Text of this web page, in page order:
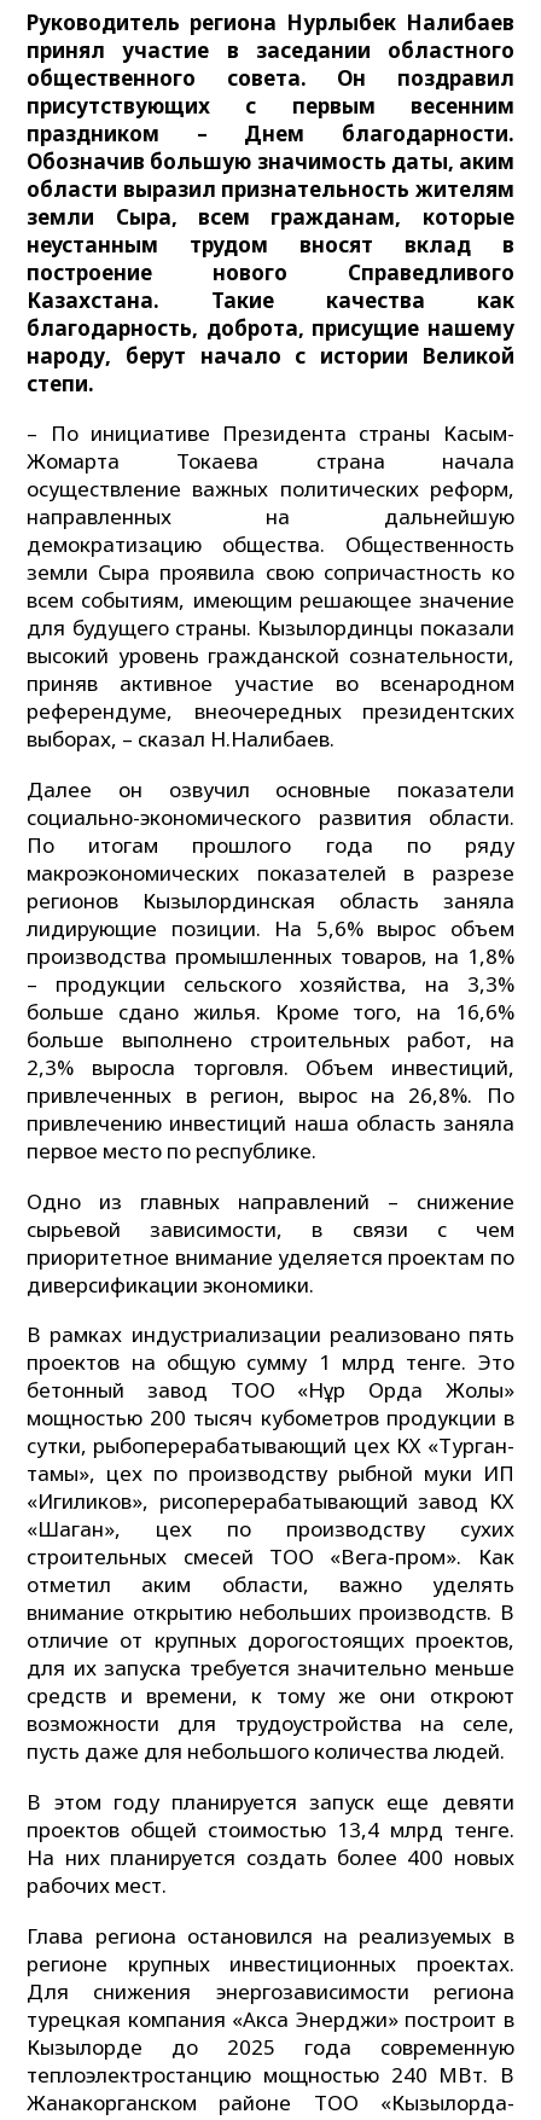
Руководитель региона Нурлыбек Налибаев
принял участие в заседании областного
общественного совета. Он поздравил
присутствующих с первым весенним
праздником – Днем благодарности.
Обозначив большую значимость даты, аким
области выразил признательность жителям
земли Сыра, всем гражданам, которые
неустанным трудом вносят вклад в
построение нового Справедливого
Казахстана. Такие качества как
благодарность, доброта, присущие нашему
народу, берут начало с истории Великой
степи.
– По инициативе Президента страны Касым-
Жомарта Токаева страна начала
осуществление важных политических реформ,
направленных на дальнейшую
демократизацию общества. Общественность
земли Сыра проявила свою сопричастность ко
всем событиям, имеющим решающее значение
для будущего страны. Кызылординцы показали
высокий уровень гражданской сознательности,
приняв активное участие во всенародном
референдуме, внеочередных президентских
выборах, – сказал Н.Налибаев.
Далее он озвучил основные показатели
социально-экономического развития области.
По итогам прошлого года по ряду
макроэкономических показателей в разрезе
регионов Кызылординская область заняла
лидирующие позиции. На 5,6% вырос объем
производства промышленных товаров, на 1,8%
– продукции сельского хозяйства, на 3,3%
больше сдано жилья. Кроме того, на 16,6%
больше выполнено строительных работ, на
2,3% выросла торговля. Объем инвестиций,
привлеченных в регион, вырос на 26,8%. По
привлечению инвестиций наша область заняла
первое место по республике.
Одно из главных направлений – снижение
сырьевой зависимости, в связи с чем
приоритетное внимание уделяется проектам по
диверсификации экономики.
В рамках индустриализации реализовано пять
проектов на общую сумму 1 млрд тенге. Это
бетонный завод ТОО «Нұр Орда Жолы»
мощностью 200 тысяч кубометров продукции в
сутки, рыбоперерабатывающий цех КХ «Турган-
тамы», цех по производству рыбной муки ИП
«Игиликов», рисоперерабатывающий завод КХ
«Шаган», цех по производству сухих
строительных смесей ТОО «Вега-пром». Как
отметил аким области, важно уделять
внимание открытию небольших производств. В
отличие от крупных дорогостоящих проектов,
для их запуска требуется значительно меньше
средств и времени, к тому же они откроют
возможности для трудоустройства на селе,
пусть даже для небольшого количества людей.
В этом году планируется запуск еще девяти
проектов общей стоимостью 13,4 млрд тенге.
На них планируется создать более 400 новых
рабочих мест.
Глава региона остановился на реализуемых в
регионе крупных инвестиционных проектах.
Для снижения энергозависимости региона
турецкая компания «Акса Энерджи» построит в
Кызылорде до 2025 года современную
теплоэлектростанцию мощностью 240 МВт. В
Жанакорганском районе ТОО «Кызылорда-